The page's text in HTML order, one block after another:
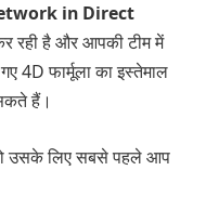
in Direct
रही है और आपकी टीम में
4D फार्मूला का इस्तेमाल
हैं।
उसके लिए सबसे पहले आप